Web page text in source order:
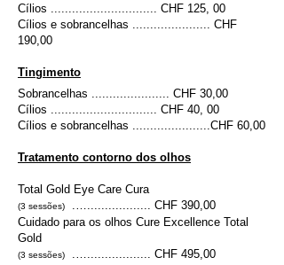
Cílios .............................. CHF 125, 00
Cílios e sobrancelhas ...................... CHF
190,00
Tingimento
Sobrancelhas ...................... CHF 30,00
Cílios .............................. CHF 40, 00
Cílios e sobrancelhas ......................CHF 60,00
Tratamento contorno dos olhos
Total Gold Eye Care Cura
(3 sessões)
.….................. CHF 390,00
Cuidado para os olhos Cure Excellence Total
Gold
(3 sessões)
.….................. CHF 495,00